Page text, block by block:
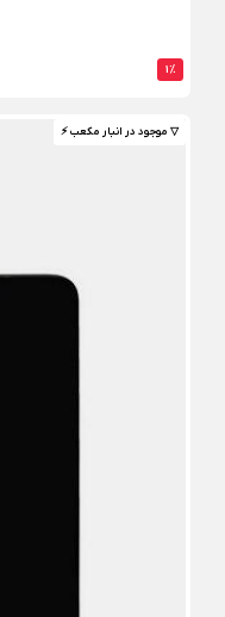
1%
▽ موجود در انبار مکعب ⚡️